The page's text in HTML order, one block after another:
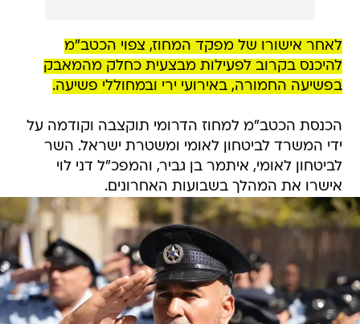
לאחר אישורו של מפקד המחוז, צפוי הכטב"מ
להיכנס בקרוב לפעילות מבצעית כחלק מהמאבק
בפשיעה החמורה, באירועי ירי ובמחוללי פשיעה.
הכנסת הכטב"מ למחוז הדרומי תוקצבה וקודמה על
ידי המשרד לביטחון לאומי ומשטרת ישראל. השר
לביטחון לאומי, איתמר בן גביר, והמפכ"ל דני לוי
אישרו את המהלך בשבועות האחרונים.